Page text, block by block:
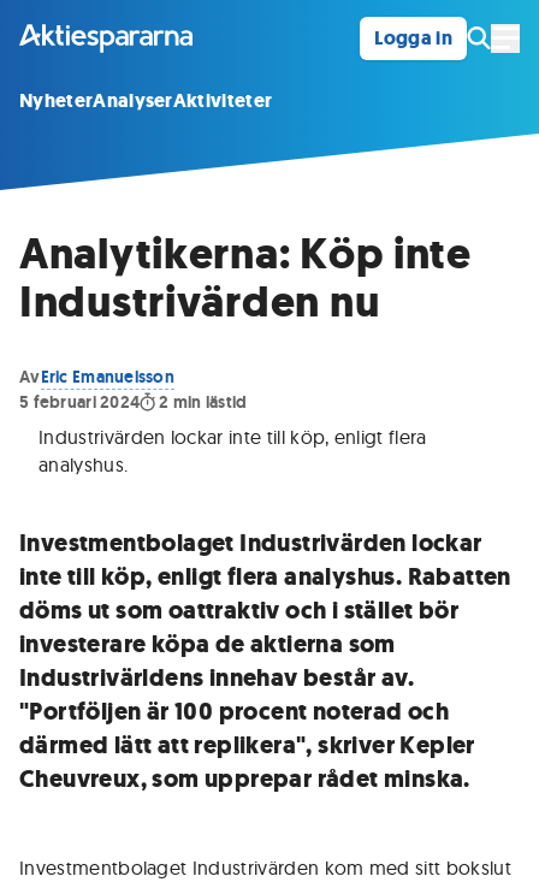
Logga in
NyheterAnalyserAktiviteter
Analytikerna: Köp inte
Industrivärden nu
AvEric Emanuelsson
5 februari 2024
2 min lästid
Industrivärden lockar inte till köp, enligt flera
analyshus.
Investmentbolaget Industrivärden lockar
inte till köp, enligt flera analyshus. Rabatten
döms ut som oattraktiv och i stället bör
investerare köpa de aktierna som
Industrivärldens innehav består av.
"Portföljen är 100 procent noterad och
därmed lätt att replikera", skriver Kepler
Cheuvreux, som upprepar rådet minska.
Investmentbolaget Industrivärden kom med sitt bokslut